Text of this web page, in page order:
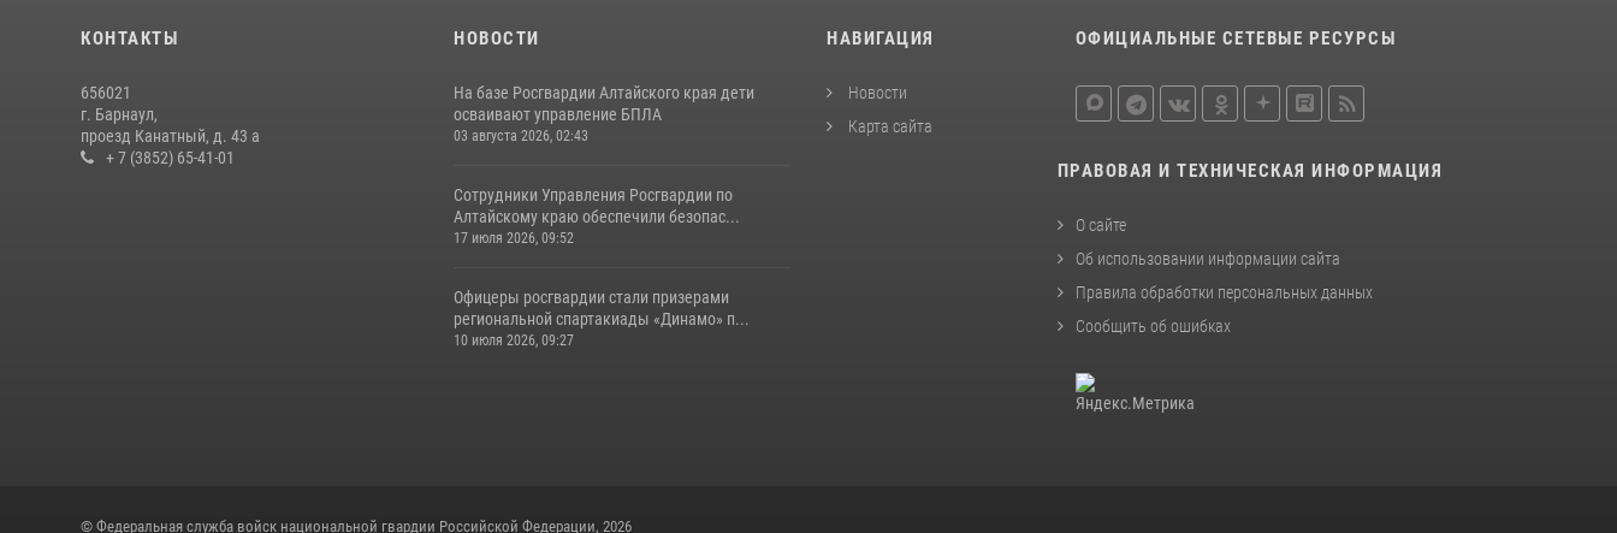
КОНТАКТЫ
656021
г. Барнаул,
проезд Канатный, д. 43 а
+ 7 (3852) 65-41-01
НОВОСТИ
На базе Росгвардии Алтайского края дети
осваивают управление БПЛА
03 августа 2026, 02:43
Сотрудники Управления Росгвардии по
Алтайскому краю обеспечили безопас...
17 июля 2026, 09:52
Офицеры росгвардии стали призерами
региональной спартакиады «Динамо» п...
10 июля 2026, 09:27
НАВИГАЦИЯ
Новости
Карта сайта
ОФИЦИАЛЬНЫЕ СЕТЕВЫЕ РЕСУРСЫ
ПРАВОВАЯ И ТЕХНИЧЕСКАЯ ИНФОРМАЦИЯ
О сайте
Об использовании информации сайта
Правила обработки персональных данных
Сообщить об ошибках
© Федеральная служба войск национальной гвардии Российской Федерации, 2026